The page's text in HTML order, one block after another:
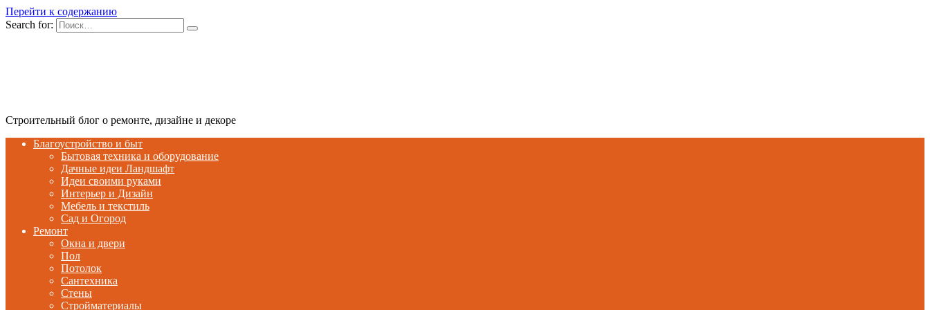
Перейти к содержанию
Search for:
Строительный блог о ремонте, дизайне и декоре
Благоустройство и быт
Бытовая техника и оборудование
Дачные идеи Ландшафт
Идеи своими руками
Интерьер и Дизайн
Мебель и текстиль
Сад и Огород
Ремонт
Окна и двери
Пол
Потолок
Сантехника
Стены
Стройматериалы